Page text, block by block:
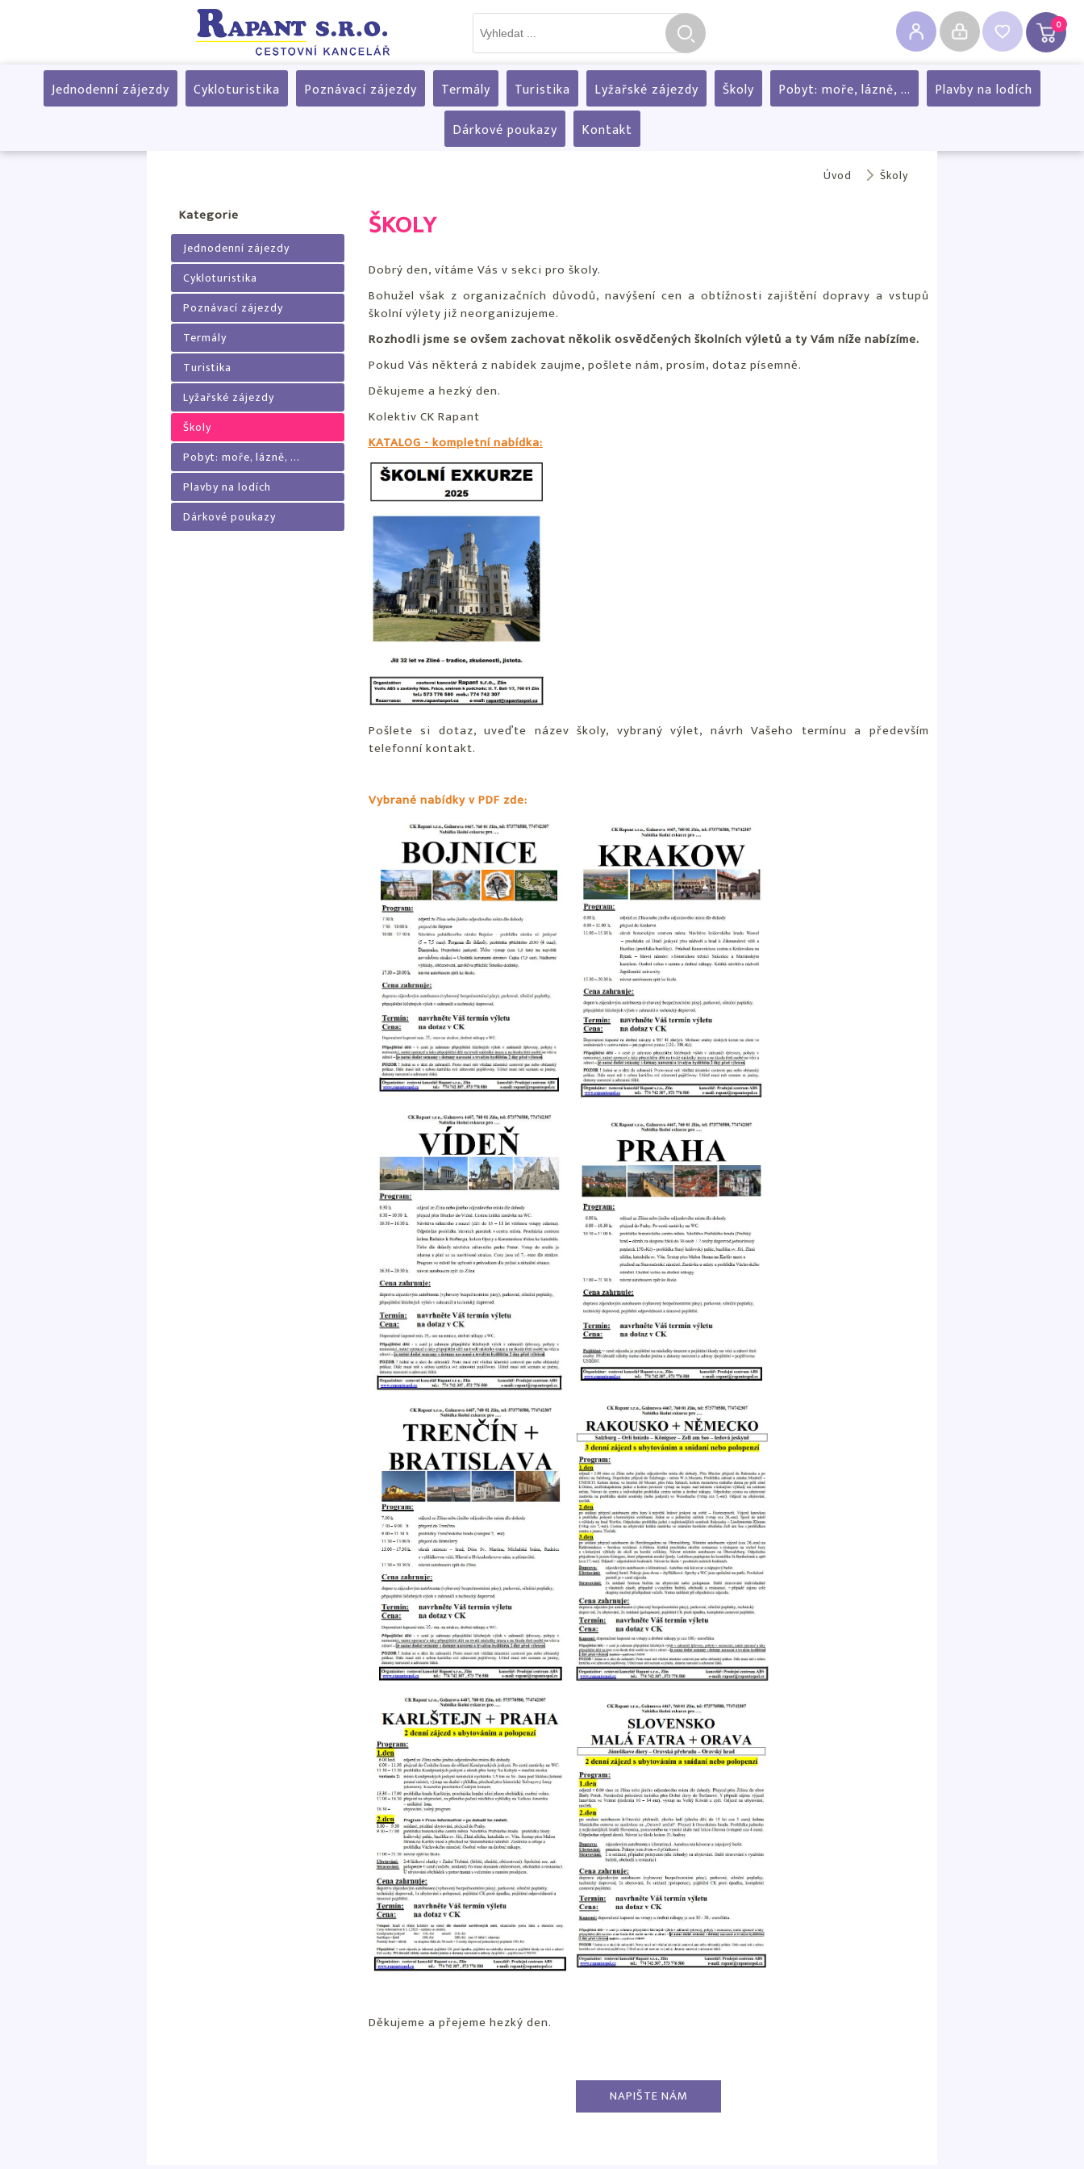
0
Jednodenní zájezdy Cykloturistika Poznávací zájezdy Termály Turistika Lyžařské zájezdy Školy Pobyt: moře, lázně, ...
Plavby na lodích
Dárkové poukazy
Kontakt
Úvod Školy
Kategorie
Jednodenní zájezdy
Cykloturistika
Poznávací zájezdy
Termály
Turistika
Lyžařské zájezdy
Školy
Pobyt: moře, lázně, ...
Plavby na lodích
Dárkové poukazy
ŠKOLY
Dobrý den, vítáme Vás v sekci pro školy.
Bohužel však z organizačních důvodů, navýšení cen a obtížnosti zajištění dopravy a vstupů
školní výlety již neorganizujeme.
Rozhodli jsme se ovšem zachovat několik osvědčených školních výletů a ty Vám níže nabízíme.
Pokud Vás některá z nabídek zaujme, pošlete nám, prosím, dotaz písemně.
Děkujeme a hezký den.
Kolektiv CK Rapant
KATALOG - kompletní nabídka:
Pošlete si dotaz, uveďte název školy, vybraný výlet, návrh Vašeho termínu a především
telefonní kontakt.
Vybrané nabídky v PDF zde:
Děkujeme a přejeme hezký den.
NAPIŠTE NÁM